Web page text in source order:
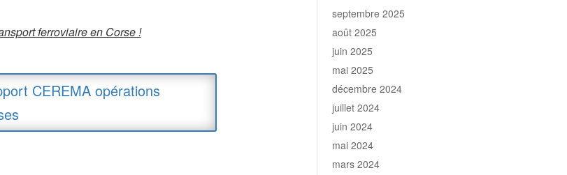
ferroviaire en Corse !
CEREMA opérations
septembre 2025
août 2025
juin 2025
mai 2025
décembre 2024
juillet 2024
juin 2024
mai 2024
mars 2024